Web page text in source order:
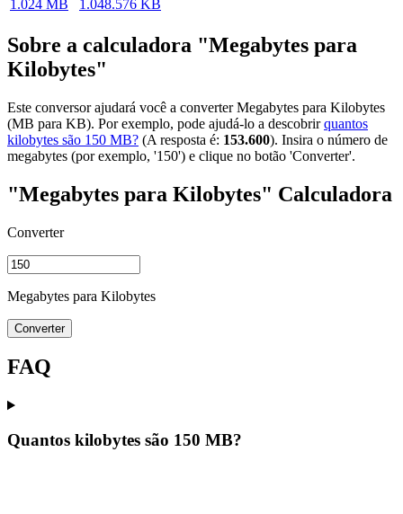
1.024 MB 1.048.576 KB
Sobre a calculadora "Megabytes para
Kilobytes"
Este conversor ajudará você a converter Megabytes para Kilobytes
(MB para KB). Por exemplo, pode ajudá-lo a descobrirquantos
kilobytes são 150 MB? (A resposta é: 153.600). Insira o número de
megabytes (por exemplo, '150') e clique no botão 'Converter'.
"Megabytes para Kilobytes" Calculadora
Converter
Megabytes para Kilobytes
Converter
FAQ
Quantos kilobytes são 150 MB?